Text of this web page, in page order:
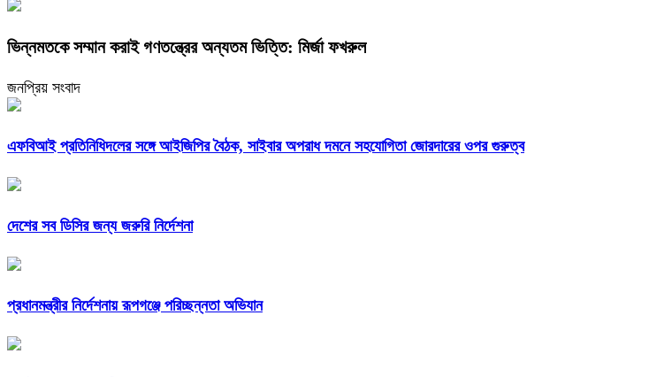
ভিন্নমতকে সম্মান করাই গণতন্ত্রের অন্যতম ভিত্তি: মির্জা ফখরুল
জনপ্রিয় সংবাদ
এফবিআই প্রতিনিধিদলের সঙ্গে আইজিপির বৈঠক, সাইবার অপরাধ দমনে সহযোগিতা জোরদারের ওপর গুরুত্ব
দেশের সব ডিসির জন্য জরুরি নির্দেশনা
প্রধানমন্ত্রীর নির্দেশনায় রূপগঞ্জে পরিচ্ছন্নতা অভিযান